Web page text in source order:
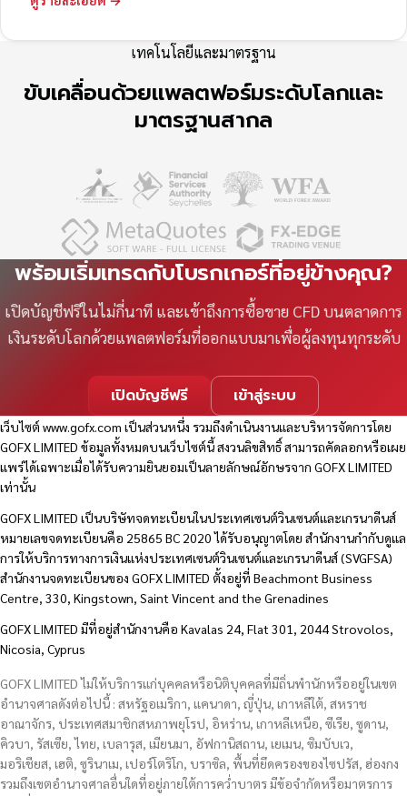
เทคโนโลยีและมาตรฐาน
ขับเคลื่อนด้วยแพลตฟอร์มระดับโลกและ
มาตรฐานสากล
พร้อมเริ่มเทรดกับโบรกเกอร์ที่อยู่ข้างคุณ?
เปิดบัญชีฟรีในไม่กี่นาที และเข้าถึงการซื้อขาย CFD บนตลาดการ
เงินระดับโลกด้วยแพลตฟอร์มที่ออกแบบมาเพื่อผู้ลงทุนทุกระดับ
เปิดบัญชีฟรี เข้าสู่ระบบ
เว็บไซต์www.gofx.com เป็นส่วนหนึ่ง รวมถึงดำเนินงานและบริหารจัดการโดย
GOFX LIMITED ข้อมูลทั้งหมดบนเว็บไซต์นี้ สงวนลิขสิทธิ์ สามารถคัดลอกหรือเผย
แพร่ได้เฉพาะเมื่อได้รับความยินยอมเป็นลายลักษณ์อักษรจาก GOFX LIMITED
เท่านั้น
GOFX LIMITED เป็นบริษัทจดทะเบียนในประเทศเซนต์วินเซนต์และเกรนาดีนส์
หมายเลขจดทะเบียนคือ 25865 BC 2020 ได้รับอนุญาตโดย สำนักงานกำกับดูแล
การให้บริการทางการเงินแห่งประเทศเซนต์วินเซนต์และเกรนาดีนส์ (SVGFSA)
สำนักงานจดทะเบียนของ GOFX LIMITED ตั้งอยู่ที่ Beachmont Business
Centre, 330, Kingstown, Saint Vincent and the Grenadines
GOFX LIMITED มีที่อยู่สำนักงานคือ Kavalas 24, Flat 301, 2044 Strovolos,
Nicosia, Cyprus
GOFX LIMITED ไม่ให้บริการแก่บุคคลหรือนิติบุคคลที่มีถิ่นพำนักหรืออยู่ในเขต
อำนาจศาลดังต่อไปนี้ : สหรัฐอเมริกา, แคนาดา, ญี่ปุ่น, เกาหลีใต้, สหราช
อาณาจักร, ประเทศสมาชิกสหภาพยุโรป, อิหร่าน, เกาหลีเหนือ, ซีเรีย, ซูดาน,
คิวบา, รัสเซีย, ไทย, เบลารุส, เมียนมา, อัฟกานิสถาน, เยเมน, ซิมบับเว,
มอริเชียส, เฮติ, ซูรินาเม, เปอร์โตริโก, บราซิล, พื้นที่ยึดครองของไซปรัส, ฮ่องกง
รวมถึงเขตอำนาจศาลอื่นใดที่อยู่ภายใต้การคว่ำบาตร มีข้อจำกัดหรือมาตรการ